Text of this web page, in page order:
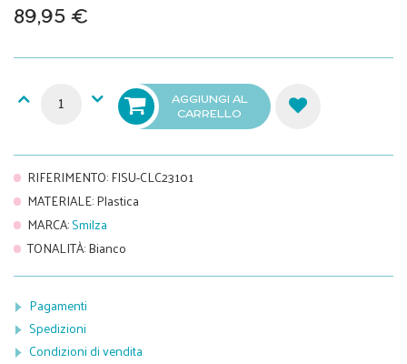
89,95 €
AGGIUNGI AL
CARRELLO
RIFERIMENTO:FISU-CLC23101
MATERIALE:Plastica
MARCA:Smilza
TONALITÀ:Bianco
Pagamenti
Spedizioni
Condizioni di vendita